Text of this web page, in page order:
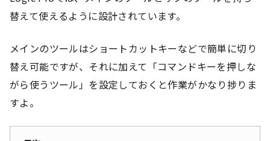
替えて使えるように設計されています。
メインのツールはショートカットキーなどで簡単に切り
替え可能ですが、それに加えて「コマンドキーを押しな
がら使うツール」を設定しておくと作業がかなり捗りま
すよ。